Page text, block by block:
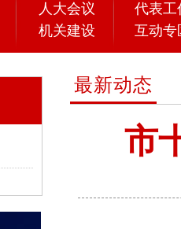
人大会议
代表工
机关建设 互动专
最新动态
市